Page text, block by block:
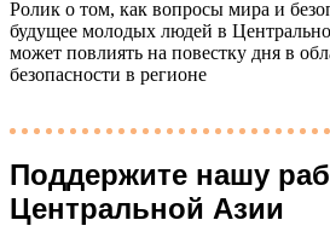
Ролик о том, как вопросы мира и
будущее молодых людей в
может повлиять на повестку дня в
безопасности в регионе
Поддержите нашу
Центральной Азии